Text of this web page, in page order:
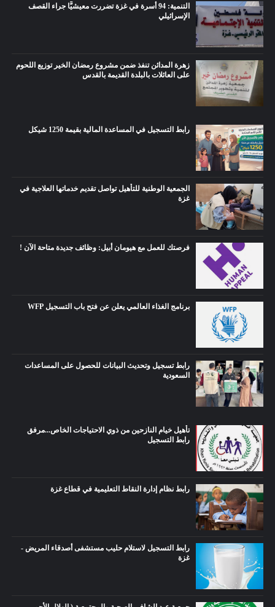
التنمية: 94 أسرة في غزة تضررت معيشيًّا جراء القصف
الإسرائيلي
زهرة المدائن تنفذ ضمن مشروع رمضان الخير توزيع اللحوم
على العائلات بالبلدة القديمة بالقدس
رابط التسجيل في المساعدة المالية بقيمة 1250 شيكل
الجمعية الوطنية للتأهيل تواصل تقديم خدماتها العلاجية في
غزة
فرصتك للعمل مع هيومان أبيل: وظائف جديدة متاحة الآن !
برنامج الغذاء العالمي يعلن عن فتح باب التسجيل WFP
رابط تسجيل وتحديث البيانات للحصول على المساعدات
السعودية
تأهيل خيام النازحين من ذوي الاحتياجات الخاص...مرفق
رابط التسجيل
رابط نظام إدارة النقاط التعليمية في قطاع غزة
رابط التسجيل لاستلام حليب مستشفى أصدقاء المريض -
غزة